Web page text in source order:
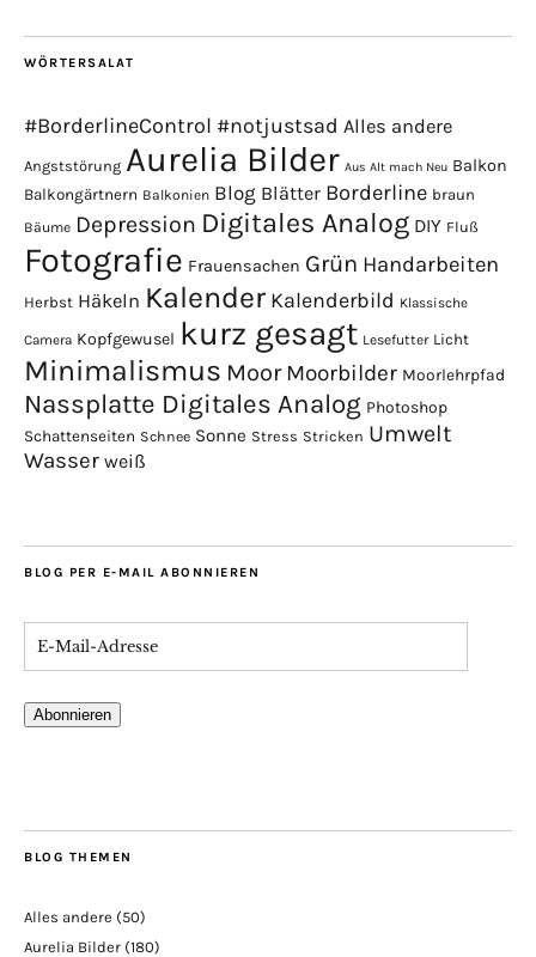
WÖRTERSALAT
#BorderlineControl #notjustsad Alles andere
Angststörung Aurelia Bilder Aus Alt mach Neu Balkon
Balkongärtnern Balkonien Blog Blätter Borderline braun
Bäume Depression Digitales Analog DIY Fluß
Fotografie Frauensachen Grün Handarbeiten
Herbst Häkeln Kalender Kalenderbild Klassische
Camera Kopfgewusel kurz gesagt Lesefutter Licht
Minimalismus Moor Moorbilder Moorlehrpfad
Nassplatte Digitales Analog Photoshop
Schattenseiten Schnee Sonne Stress Stricken Umwelt
Wasser weiß
BLOG PER E-MAIL ABONNIEREN
Abonnieren
BLOG THEMEN
Alles andere (50)
Aurelia Bilder (180)